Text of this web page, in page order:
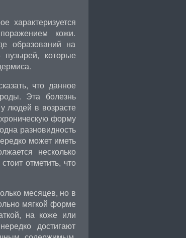
характеризуется
кожи.
образований на
которые
что данное
Эта болезнь
людей в возрасте
форму
разновидность
может иметь
несколько
отметить, что
месяцев, но в
мягкой форме
на коже или
достигают